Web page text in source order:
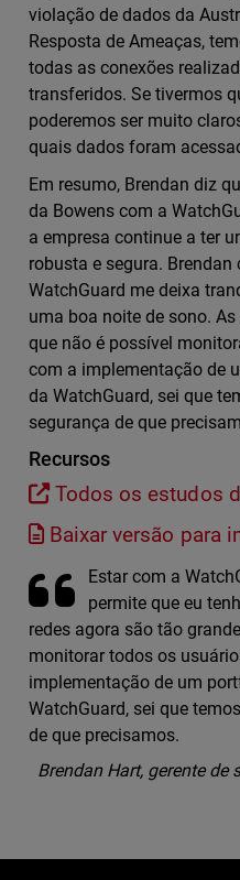
violação de dados da
Resposta de Ameaças,
todas as conexões
transferidos. Se tivermos
poderemos ser muito
quais dados foram
Em resumo, Brendan diz
da Bowens com a
a empresa continue a ter
robusta e segura. Brendan
WatchGuard me deixa
uma boa noite de sono.
que não é possível
com a implementação de
da WatchGuard, sei que
segurança de que
Recursos
Todos os estudos
Baixar versão para
Estar com a
permite que eu
redes agora são tão
monitorar todos os
implementação de um
WatchGuard, sei que
de que precisamos.
Brendan Hart, gerente de